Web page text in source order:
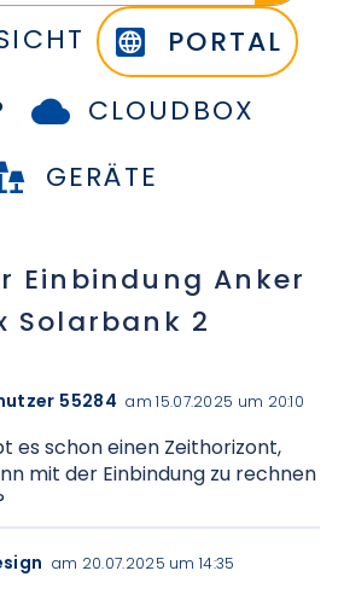
PORTAL
CLOUDBOX
GERÄTE
Einbindung Anker
Solarbank 2
55284 am 15.07.2025 um 20:10
es schon einen Zeithorizont,
mit der Einbindung zu rechnen
am 20.07.2025 um 14:35